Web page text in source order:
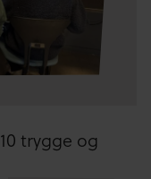
10 trygge og